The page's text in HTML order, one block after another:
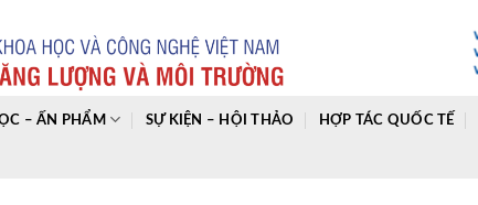
– ẤN PHẨM SỰ KIỆN – HỘI THẢO HỢP TÁC QUỐC TẾ